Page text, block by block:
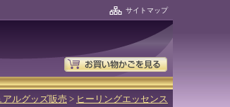
サイトマップ
アルグッズ販売 > ヒーリングエッセンス